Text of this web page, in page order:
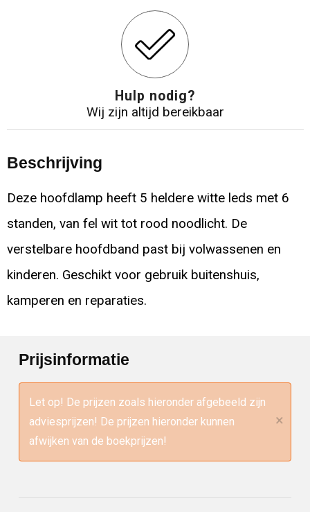
Hulp nodig?
Wij zijn altijd bereikbaar
Beschrijving
Deze hoofdlamp heeft 5 heldere witte leds met 6
standen, van fel wit tot rood noodlicht. De
verstelbare hoofdband past bij volwassenen en
kinderen. Geschikt voor gebruik buitenshuis,
kamperen en reparaties.
Prijsinformatie
Let op! De prijzen zoals hieronder afgebeeld zijn
adviesprijzen! De prijzen hieronder kunnen
afwijken van de boekprijzen!
×